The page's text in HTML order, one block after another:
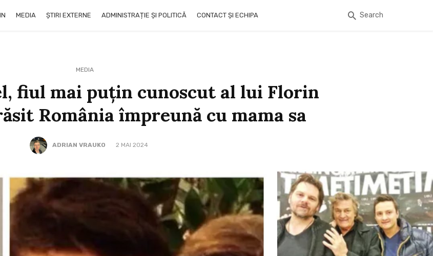
MEDIA ȘTIRI EXTERNE ADMINISTRAȚIE ȘI POLITICĂ CONTACT ȘI ECHIPA Search
MEDIA
fiul mai puțin cunoscut al lui Florin
România împreună cu mama sa
ADRIAN VRAUKO 2 MAI 2024